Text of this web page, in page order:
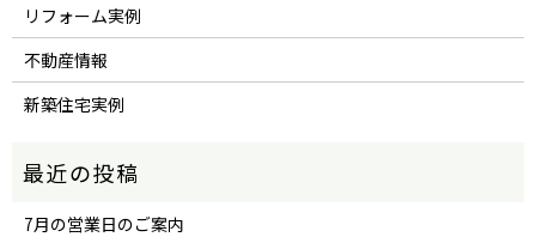
リフォーム実例
不動産情報
新築住宅実例
7月の営業日のご案内